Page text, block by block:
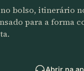
bolso, itinerário
para a forma
Abrir na